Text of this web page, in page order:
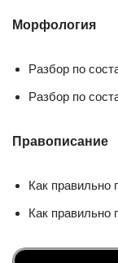
Морфология
Разбор по
Разбор по
Правописание
Как правильно
Как правильно